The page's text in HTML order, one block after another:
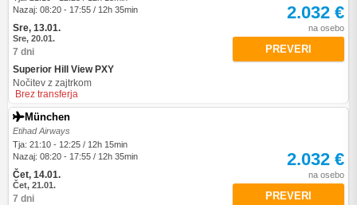
Nazaj: 08:20 - 17:55 / 12h 35min
Sre, 13.01.
Sre, 20.01.
7 dni
Superior Hill View PXY
Nočitev z zajtrkom
Brez transferja
2.032 €
na osebo
PREVERI
München
Etihad Airways
Tja: 21:10 - 12:25 / 12h 15min
Nazaj: 08:20 - 17:55 / 12h 35min
Čet, 14.01.
Čet, 21.01.
7 dni
2.032 €
na osebo
PREVERI